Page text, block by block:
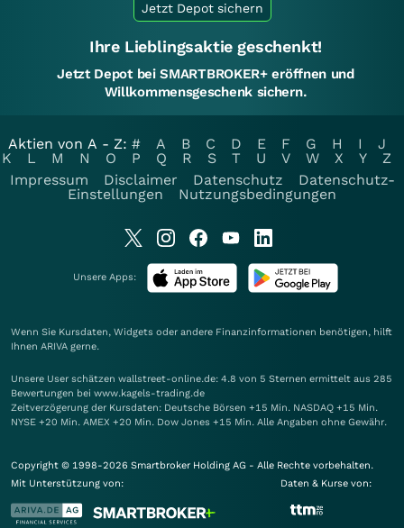
Jetzt Depot sichern
Ihre Lieblingsaktie geschenkt!
Jetzt Depot bei SMARTBROKER+ eröffnen und
Willkommensgeschenk sichern.
Aktien von A - Z: # A B C D E F G H I
J
K
L M N O P Q R S T U V W X Y
Z
Impressum
Disclaimer Datenschutz
Datenschutz-
Einstellungen
Nutzungsbedingungen
Unsere Apps:
Wenn Sie Kursdaten, Widgets oder andere Finanzinformationen benötigen, hilft
Ihnen ARIVA gerne.
Unsere User schätzen wallstreet-online.de: 4.8 von 5 Sternen ermittelt aus 285
Bewertungen bei www.kagels-trading.de
Zeitverzögerung der Kursdaten: Deutsche Börsen +15 Min. NASDAQ +15 Min.
NYSE +20 Min. AMEX +20 Min. Dow Jones +15 Min. Alle Angaben ohne Gewähr.
Copyright © 1998-2026 Smartbroker Holding AG - Alle Rechte vorbehalten.
Mit Unterstützung von:
Daten & Kurse von: